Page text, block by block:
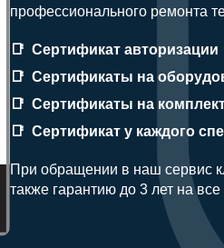
профессионального ремонта
Сертификат авторизации
Сертификаты на
Сертификаты на
Сертификат у каждого
При обращении в наш сервис
также гарантию до 3 лет на